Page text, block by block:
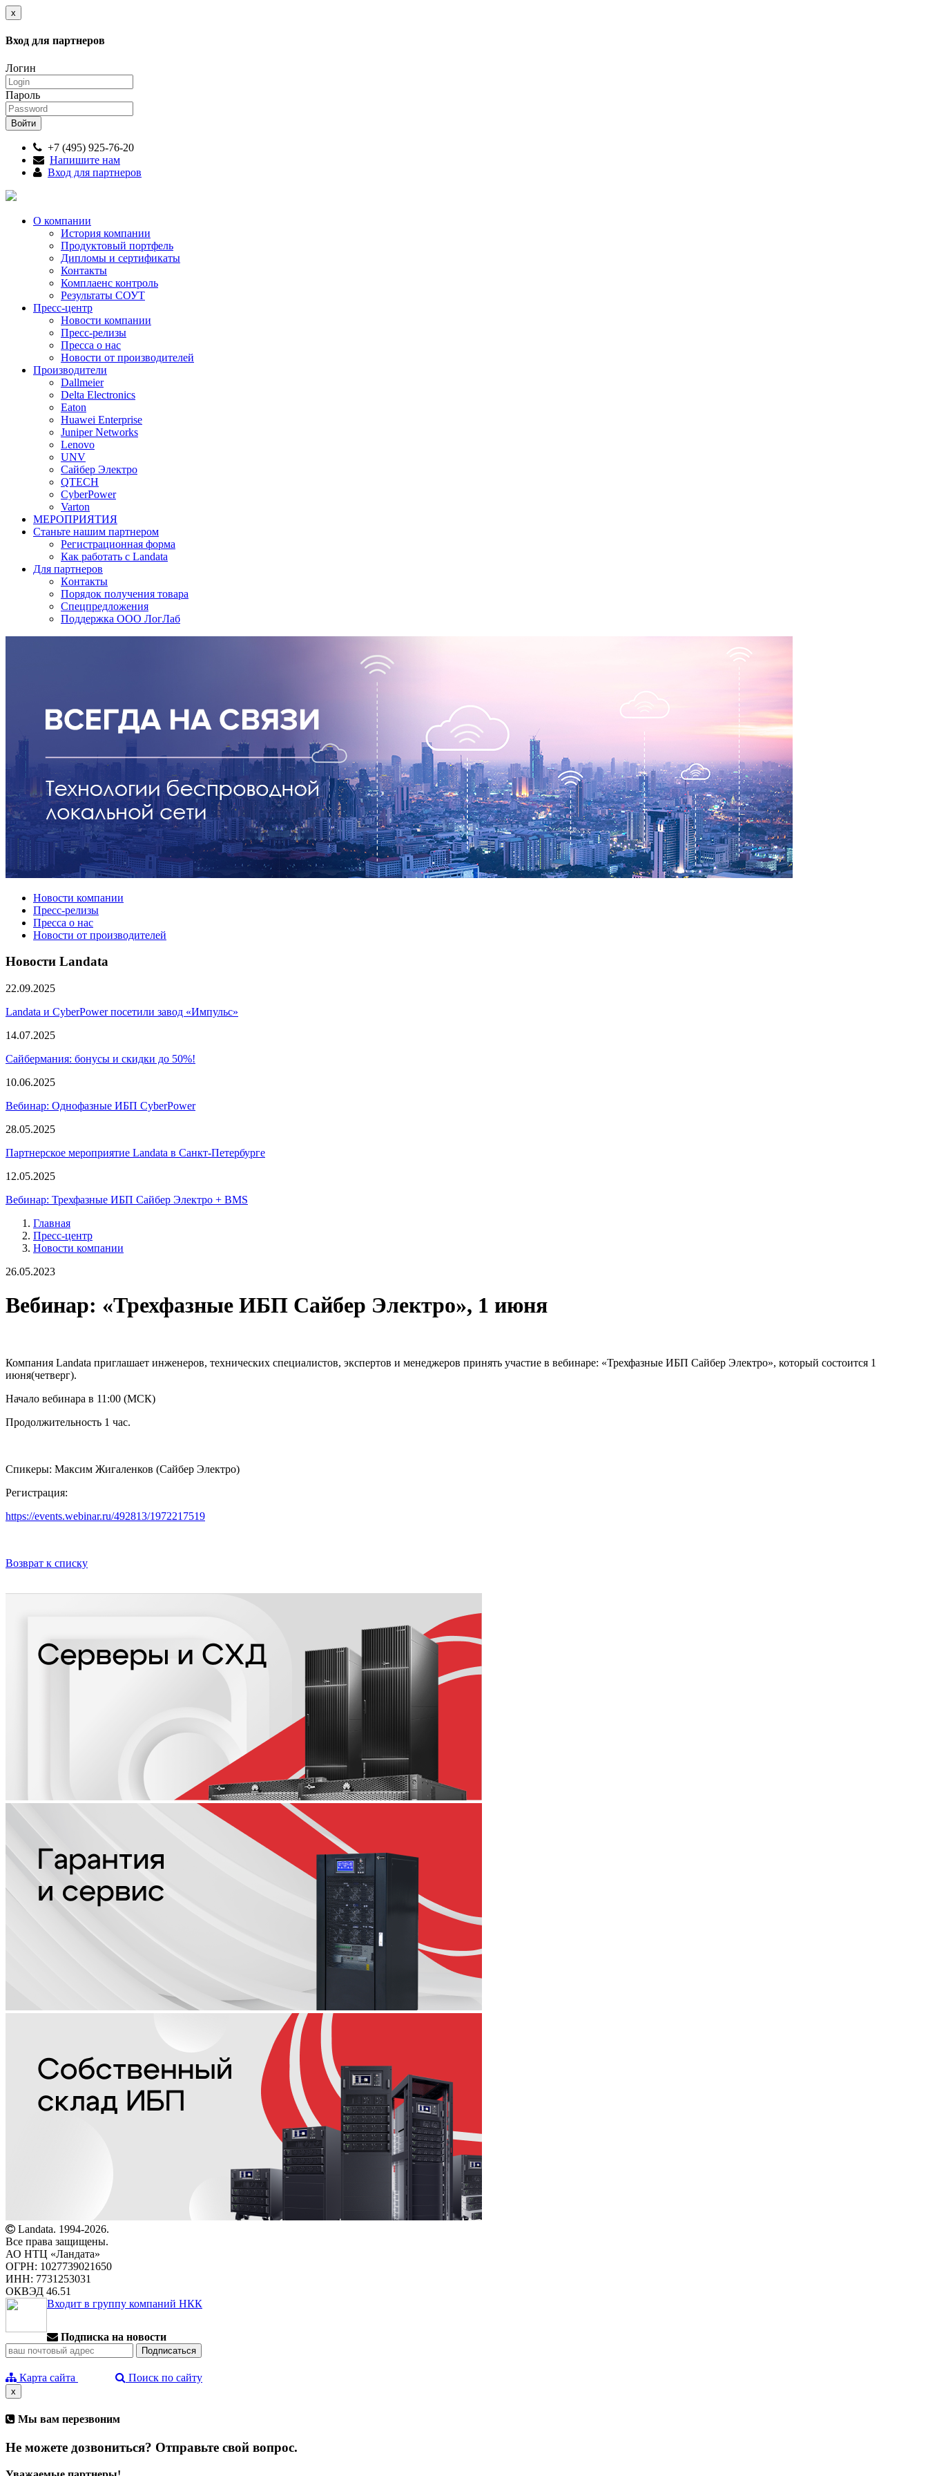
x
Вход для партнеров
Логин
Пароль
+7 (495) 925-76-20
Напишите нам
Вход для партнеров
О компании
История компании
Продуктовый портфель
Дипломы и сертификаты
Контакты
Комплаенс контроль
Результаты СОУТ
Пресс-центр
Новости компании
Пресс-релизы
Пресса о нас
Новости от производителей
Производители
Dallmeier
Delta Electronics
Eaton
Huawei Enterprise
Juniper Networks
Lenovo
UNV
Сайбер Электро
QTECH
CyberPower
Varton
МЕРОПРИЯТИЯ
Станьте нашим партнером
Регистрационная форма
Как работать с Landata
Для партнеров
Кoнтaкты
Порядок получения товара
Спецпредложения
Поддержка ООО ЛогЛаб
Новости компании
Пресс-релизы
Пресса о нас
Новости от производителей
Новости Landata
22.09.2025
Landata и CyberPower посетили завод «Импульс»
14.07.2025
Сайбермания: бонусы и скидки до 50%!
10.06.2025
Вебинар: Однофазные ИБП CyberPower
28.05.2025
Партнерское мероприятие Landata в Санкт-Петербурге
12.05.2025
Вебинар: Трехфазные ИБП Сайбер Электро + BMS
Главная
Пресс-центр
Новости компании
26.05.2023
Вебинар: «Трехфазные ИБП Сайбер Электро», 1 июня
Компания Landata приглашает инженеров, технических специалистов, экспертов и менеджеров принять участие в вебинаре: «Трехфазные ИБП Сайбер Электро», который состоится 1
июня(четверг).
Начало вебинара в 11:00 (МСК)
Продолжительность 1 час.
Спикеры: Максим Жигаленков (Сайбер Электро)
Регистрация:
https://events.webinar.ru/492813/1972217519
Возврат к списку
Landata. 1994-2026.
Все права защищены.
АО НТЦ «Ландата»
ОГРН: 1027739021650
ИНН: 7731253031
ОКВЭД 46.51
Входит в группу компаний НКК
Подписка на новости
Карта сайта Поиск по сайту
x
Мы вам перезвоним
Не можете дозвониться? Отправьте свой вопрос.